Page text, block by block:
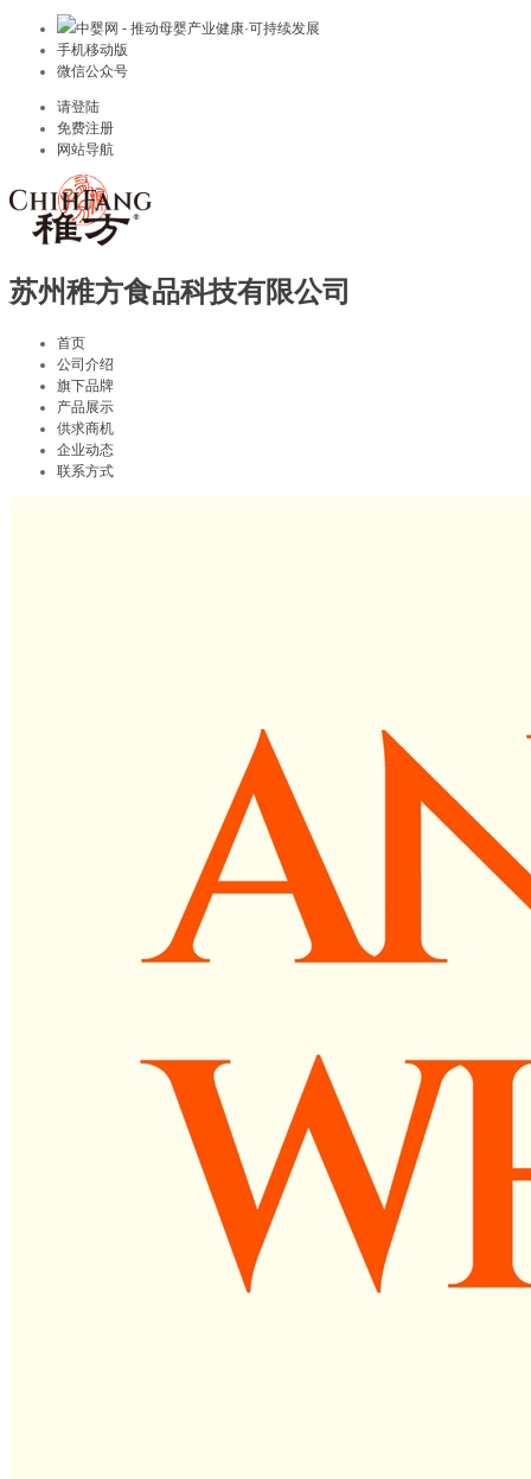
中婴网 - 推动母婴产业健康·可持续发展
手机移动版
微信公众号
请登陆
免费注册
网站导航
苏州稚方食品科技有限公司
首页
公司介绍
旗下品牌
产品展示
供求商机
企业动态
联系方式